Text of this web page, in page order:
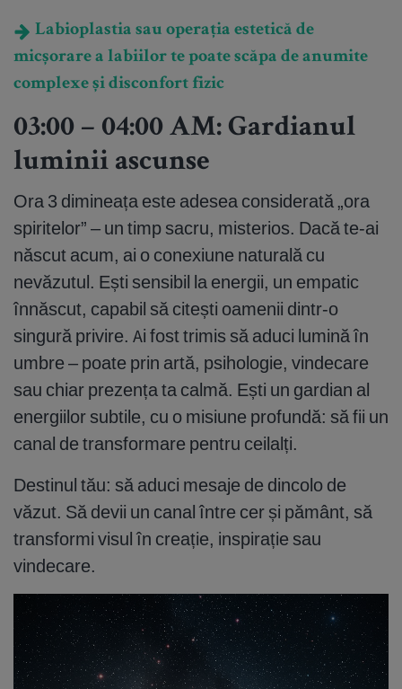
Labioplastia sau operația estetică de
micșorare a labiilor te poate scăpa de anumite
complexe și disconfort fizic
03:00 – 04:00 AM: Gardianul
luminii ascunse
Ora 3 dimineața este adesea considerată „ora
spiritelor” – un timp sacru, misterios. Dacă te-ai
născut acum, ai o conexiune naturală cu
nevăzutul. Ești sensibil la energii, un empatic
înnăscut, capabil să citești oamenii dintr-o
singură privire. Ai fost trimis să aduci lumină în
umbre – poate prin artă, psihologie, vindecare
sau chiar prezența ta calmă. Ești un gardian al
energiilor subtile, cu o misiune profundă: să fii un
canal de transformare pentru ceilalți.
Destinul tău: să aduci mesaje de dincolo de
văzut. Să devii un canal între cer și pământ, să
transformi visul în creație, inspirație sau
vindecare.